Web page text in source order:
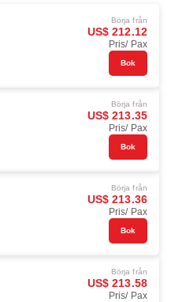
Börja från
US$ 212.12
Pris/ Pax
Bok
Börja från
US$ 213.35
Pris/ Pax
Bok
Börja från
US$ 213.36
Pris/ Pax
Bok
Börja från
US$ 213.58
Pris/ Pax